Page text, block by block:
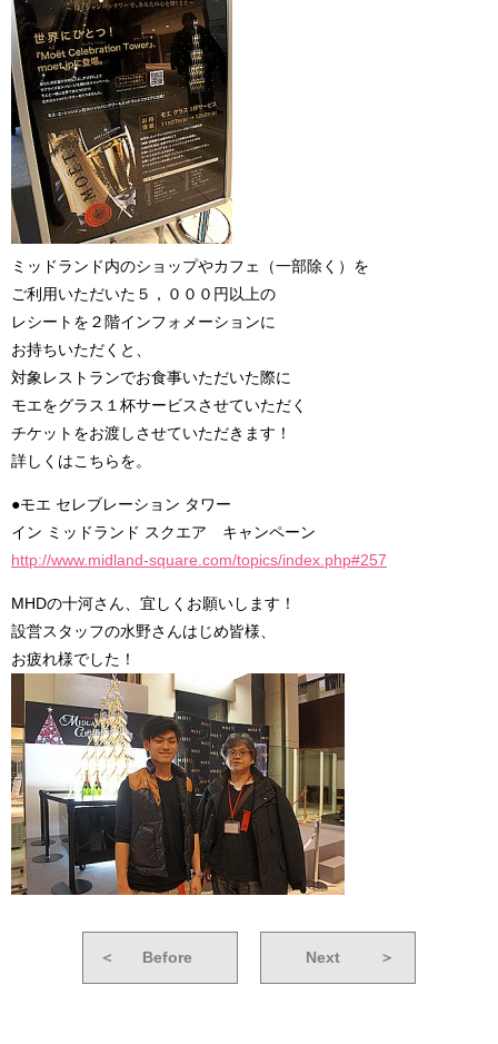
ミッドランド内のショップやカフェ（一部除く）を
ご利用いただいた５，０００円以上の
レシートを２階インフォメーションに
お持ちいただくと、
対象レストランでお食事いただいた際に
モエをグラス１杯サービスさせていただく
チケットをお渡しさせていただきます！
詳しくはこちらを。
●モエ セレブレーション タワー
イン ミッドランド スクエア キャンペーン
http://www.midland-square.com/topics/index.php#257
MHDの十河さん、宜しくお願いします！
設営スタッフの水野さんはじめ皆様、
お疲れ様でした！
＜ Before Next ＞